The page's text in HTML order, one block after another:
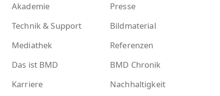
Akademie
Technik & Support
Mediathek
Das ist BMD
Karriere
Presse
Bildmaterial
Referenzen
BMD Chronik
Nachhaltigkeit